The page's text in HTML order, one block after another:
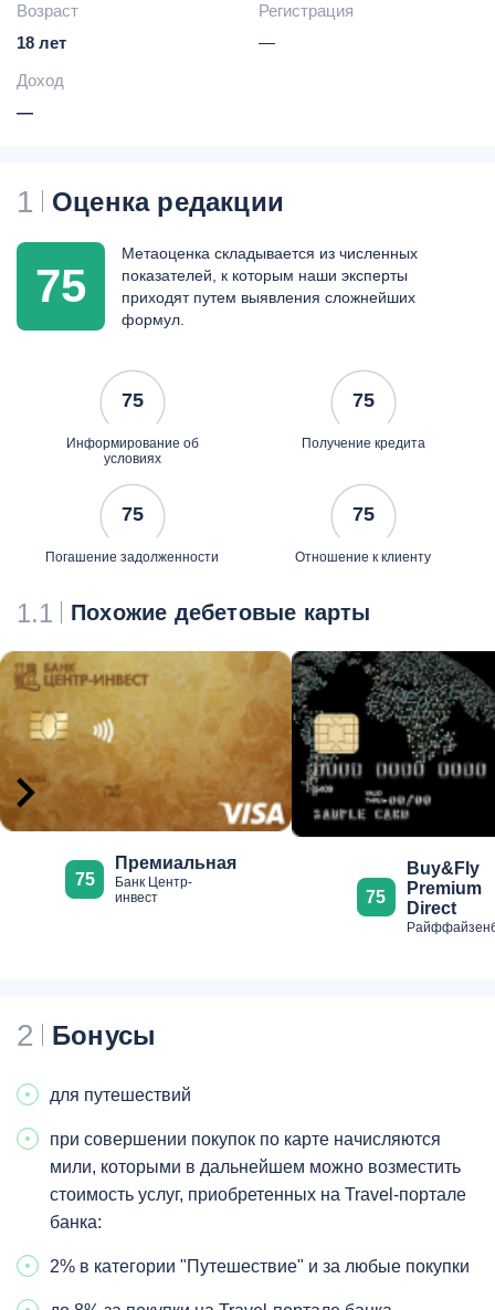
запрос баланса в
Кронштадсткий
смена ПИН-кода в
Возраст
18 лет
Регистрация
—
Доход
—
1 Оценка редакции
75
Метаоценка складывается из численных
показателей, к которым наши эксперты
приходят путем выявления сложнейших
формул.
75
Информирование об
условиях
75
Получение кредита
75
Погашение задолженности
75
Отношение к клиенту
1.1 Похожие дебетовые карты
75
Премиальная
Банк Центр-
инвест
75
Buy&Fly
Premium
Direct
2 Бонусы
для путешествий
при совершении покупок по карте начисляются
мили, которыми в дальнейшем можно возместить
стоимость услуг, приобретенных на Travel-портале
банка:
2% в категории "Путешествие" и за любые покупки